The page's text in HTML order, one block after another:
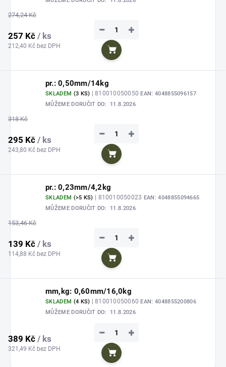
274,24 Kč
257 Kč / ks
212,40 Kč bez DPH
+
−
Do košíku
pr.: 0,50mm/14kg
SKLADEM (3 KS) | 810010050050EAN: 4048855096157
MŮŽEME DORUČIT DO:
11.8.2026
318 Kč
295 Kč / ks
243,80 Kč bez DPH
+
−
Do košíku
pr.: 0,23mm/4,2kg
SKLADEM (>5 KS) | 810010050023 EAN: 4048855094665
MŮŽEME DORUČIT DO:
11.8.2026
153,46 Kč
139 Kč / ks
114,88 Kč bez DPH
+
−
Do košíku
mm,kg: 0,60mm/16,0kg
SKLADEM (4 KS) | 810010050060EAN: 4048855200806
MŮŽEME DORUČIT DO:
11.8.2026
389 Kč / ks
321,49 Kč bez DPH
+
−
Do košíku